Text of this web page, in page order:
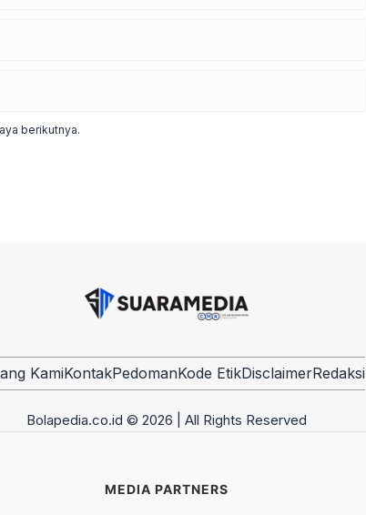
berikutnya.
KamiKontakPedomanKode EtikDisclaimerRedaksi
Bolapedia.co.id © 2026 | All Rights Reserved
MEDIA PARTNERS